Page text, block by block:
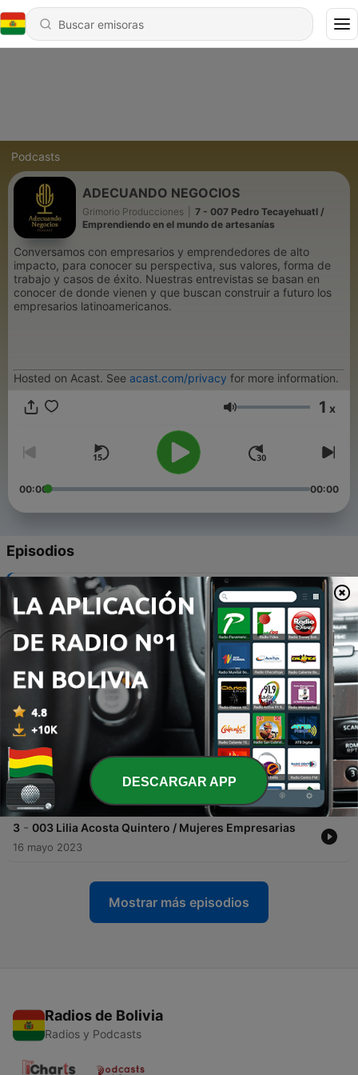
Podcasts
ADECUANDO NEGOCIOS
Grimorio Producciones
7 - 007 Pedro Tecayehuatl /
Emprendiendo en el mundo de artesanías
Conversamos con empresarios y emprendedores de alto
impacto, para conocer su perspectiva, sus valores, forma de
trabajo y casos de éxito. Nuestras entrevistas se basan en
conocer de donde vienen y que buscan construir a futuro los
empresarios latinoamericanos.
Hosted on Acast. See acast.com/privacy for more information.
Volumen 1 x
00:00 00:00
Episodios
007 Pedro Tecayehuatl / Emprendiendo en el
mundo de artesanías
13 jun. 2023
6 - 006 Alejandro Muñoz / Liderando asociaciones y
cámaras empresariales
06 jun. 2023
5 - 005 Santiago del Castillo / Insurtech y seguros
digitales
30 mayo 2023
4 - 004 Daniela Pérez / Marketing Social
23 mayo 2023
3 - 003 Lilia Acosta Quintero / Mujeres Empresarias
16 mayo 2023
Mostrar más episodios
Radios de Bolivia
Radios y Podcasts
DESCARGAR APP